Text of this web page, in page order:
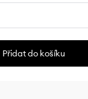
Přidat do košíku